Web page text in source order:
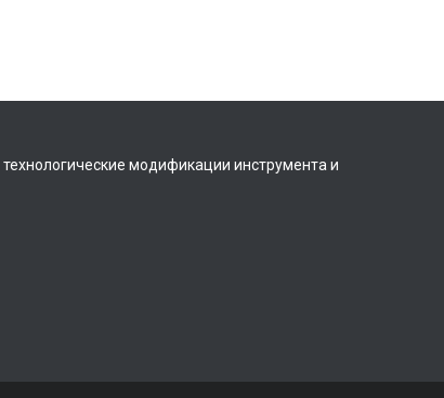
модификации инструмента и